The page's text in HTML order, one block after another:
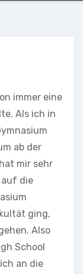
immer eine
Als ich in
ab der
mir sehr
auf die
ging,
Also
School
an die